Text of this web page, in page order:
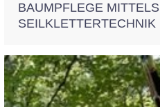
BAUMPFLEGE MITTELS
SEILKLETTERTECHNIK